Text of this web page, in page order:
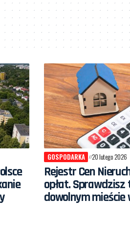
GOSPODARKA 20 lutego 2026
Rejestr Cen
opłat.
dowolnym mieście